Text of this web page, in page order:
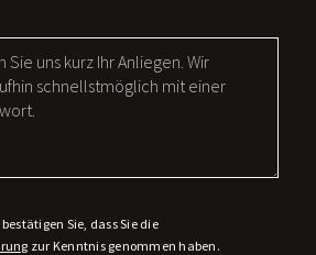
Sie, dass Sie die
zur Kenntnis genommen haben.